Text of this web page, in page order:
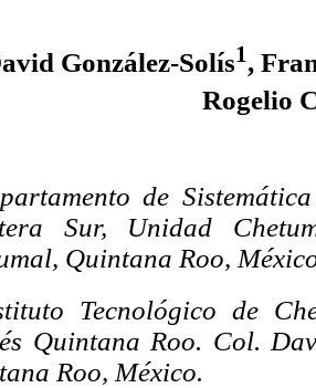
González-Solís1,
Rogelio
de
Sur, Unidad
Quintana Roo,
Tecnológico de
Quintana Roo. Col.
Roo, México.